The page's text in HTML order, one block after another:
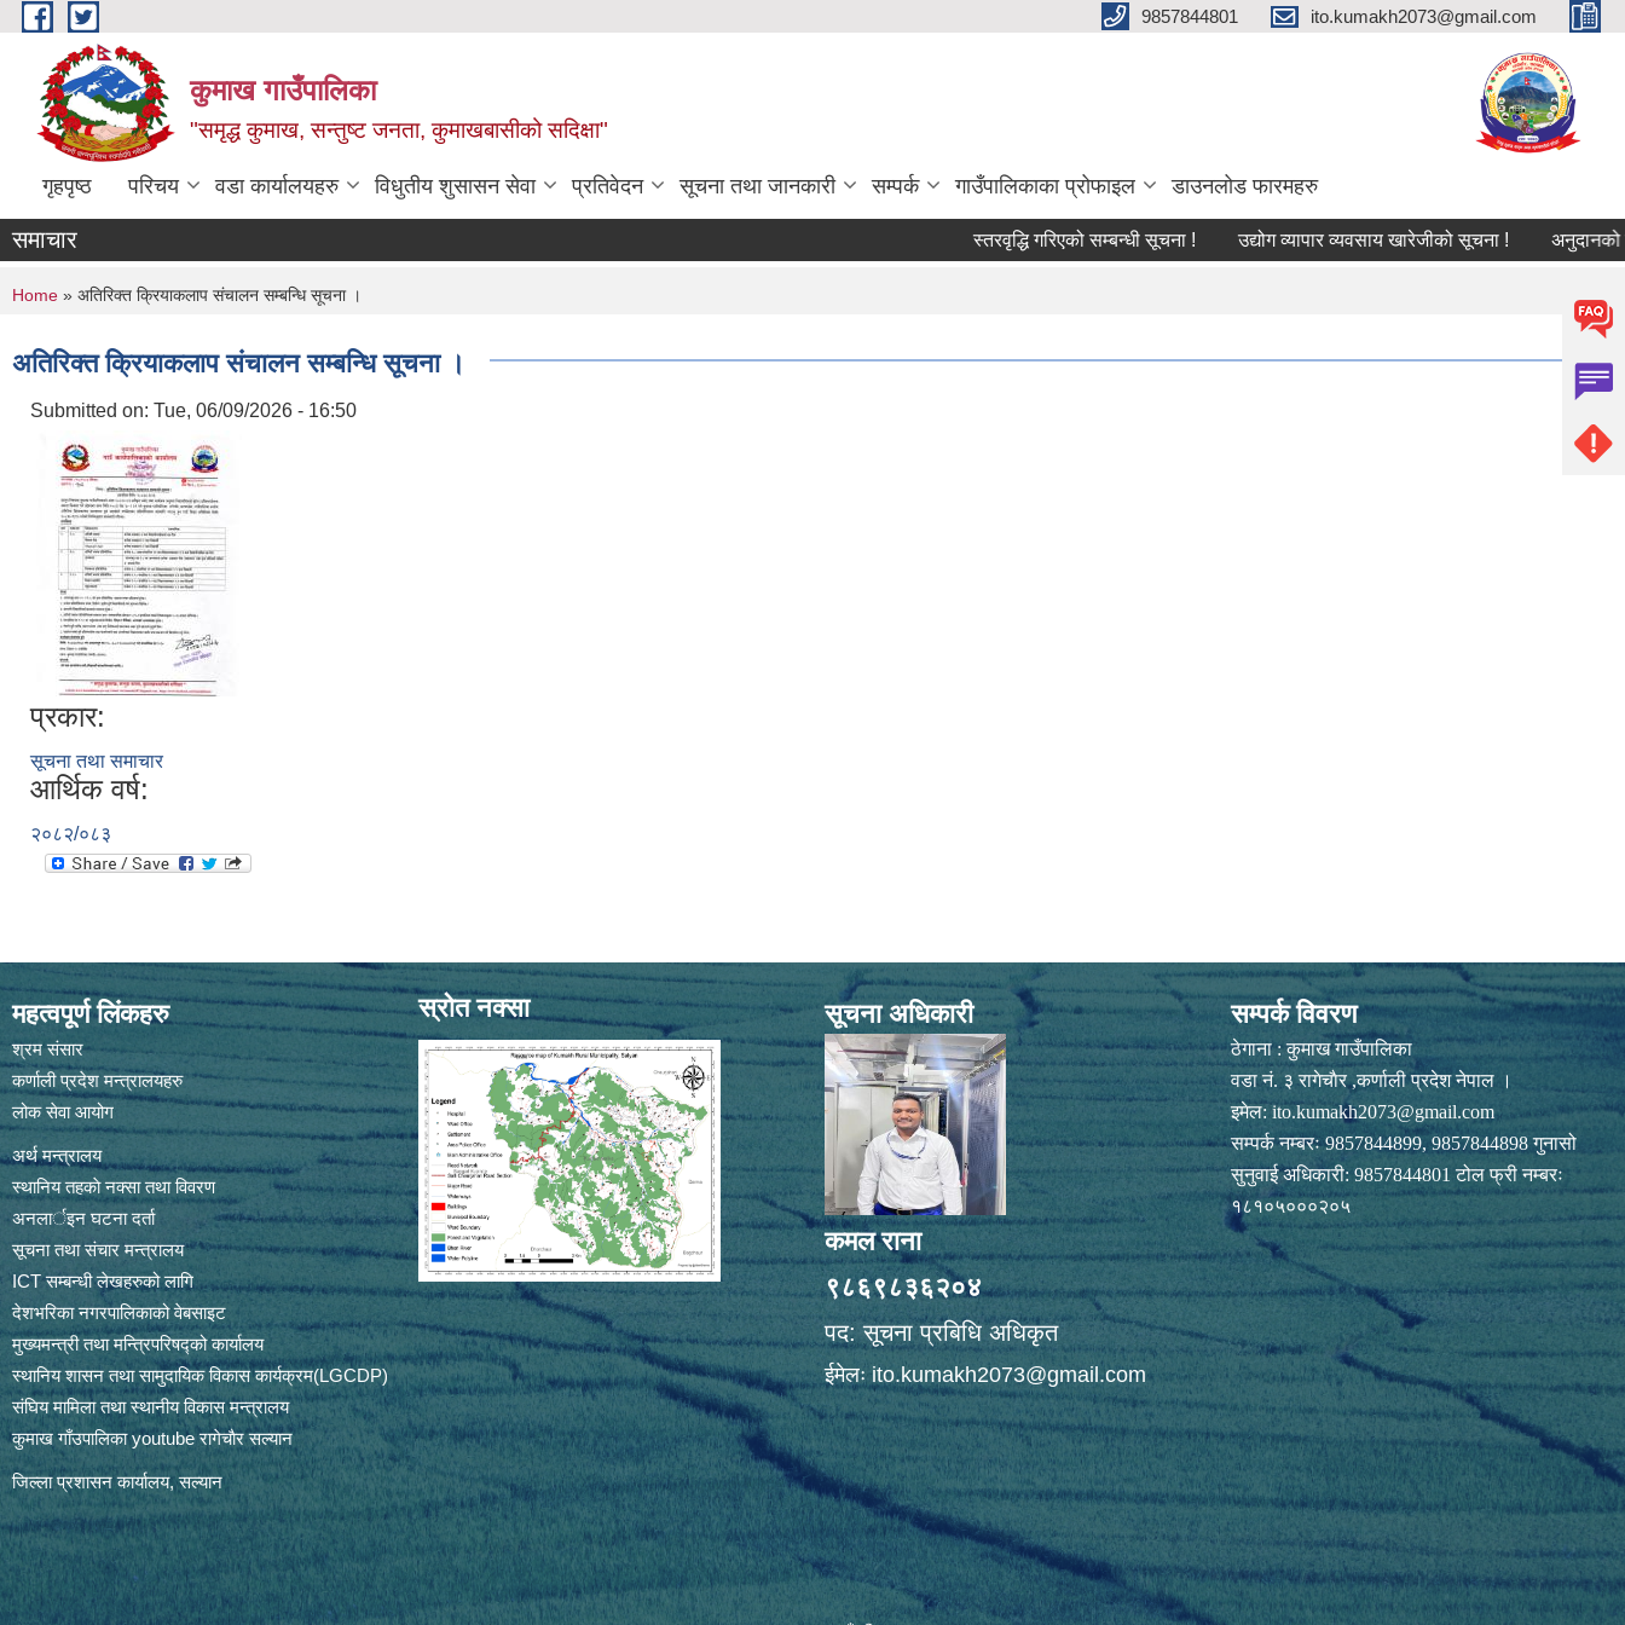
Skip to main content 9857844801 ito.kumakh2073@gmail.com
कुमाख गाउँपालिका
"समृद्ध कुमाख, सन्तुष्ट जनता, कुमाखबासीको सदिक्षा"
गृहपृष्ठ परिचय वडा कार्यालयहरु विधुतीय शुसासन सेवा प्रतिवेदन सूचना तथा जानकारी सम्पर्क गाउँपालिकाका प्रोफाइल डाउनलोड फारमहरु
समाचार स्तरवृद्धि गरिएको सम्बन्धी सूचना ! उद्योग व्यापार व्यवसाय खारेजीको सूचना ! अनुदानको
You are here
Home » अतिरिक्त क्रियाकलाप संचालन सम्बन्धि सूचना ।
अतिरिक्त क्रियाकलाप संचालन सम्बन्धि सूचना ।
Submitted on: Tue, 06/09/2026 - 16:50
प्रकार:
सूचना तथा समाचार
आर्थिक वर्ष:
२०८२/०८३
महत्वपूर्ण लिंकहरु
श्रम संसार
कर्णाली प्रदेश मन्त्रालयहरु
लोक सेवा आयोग
अर्थ मन्त्रालय
स्थानिय तहकाे नक्सा तथा विवरण
अनलार्इन घटना दर्ता
सूचना तथा संचार मन्त्रालय
ICT सम्बन्धी लेखहरुको लागि
देशभरिका नगरपालिकाको वेबसाइट
मुख्यमन्त्री तथा मन्त्रिपरिषद्को कार्यालय
स्थानिय शासन तथा सामुदायिक विकास कार्यक्रम(LGCDP)
संघिय मामिला तथा स्थानीय विकास मन्त्रालय
कुमाख गाँउपालिका youtube रागेचाैर सल्यान
जिल्ला प्रशासन कार्यालय, सल्यान
स्रोत नक्सा सूचना अधिकारी
कमल राना
९८६९८३६२०४
पद: सूचना प्रबिधि अधिकृत
ईमेलःito.kumakh2073@gmail.com
सम्पर्क विवरण
ठेगाना : कुमाख गाउँपालिका
वडा नं. ३ रागेचाैर ,कर्णाली प्रदेश नेपाल ।
इमेल:ito.kumakh2073@gmail.com
सम्पर्क नम्बरः 9857844899, 9857844898 गुनासो
सुनुवाई अधिकारी: 9857844801 टोल फ्री नम्बरः
१८१०५०००२०५